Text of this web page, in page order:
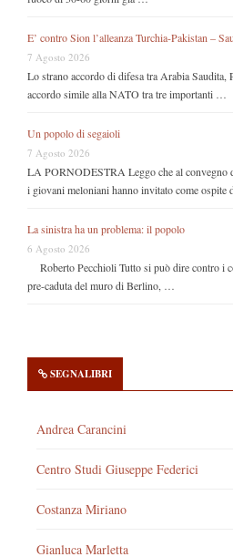
E’ contro Sion l’alleanza Turchia-Pakistan –
7 Agosto 2026
Lo strano accordo di difesa tra Arabia Saudita,
accordo simile alla NATO tra tre importanti …
Un popolo di segaioli
7 Agosto 2026
LA PORNODESTRA Leggo che al convegno
i giovani meloniani hanno invitato come
La sinistra ha un problema: il popolo
6 Agosto 2026
Roberto Pecchioli Tutto si può dire contro i
pre-caduta del muro di Berlino, …
SEGNALIBRI
Andrea Carancini
Centro Studi Giuseppe Federici
Costanza Miriano
Gianluca Marletta